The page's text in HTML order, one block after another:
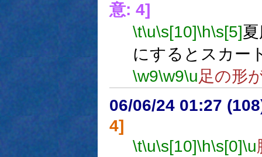
意: 4]
\t\u\s[10]\h\s[5]
にするとスカー
\w9\w9\u足の形
06/06/24 01:27
4]
\t\u\s[10]\h\s[0]\u